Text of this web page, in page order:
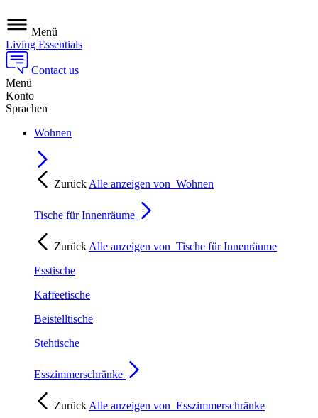
Menü
Living Essentials
Contact us
Menü
Konto
Sprachen
Wohnen
Zurück Alle anzeigen von Wohnen
Tische für Innenräume
Zurück Alle anzeigen von Tische für Innenräume
Esstische
Kaffeetische
Beistelltische
Stehtische
Esszimmerschränke
Zurück Alle anzeigen von Esszimmerschränke